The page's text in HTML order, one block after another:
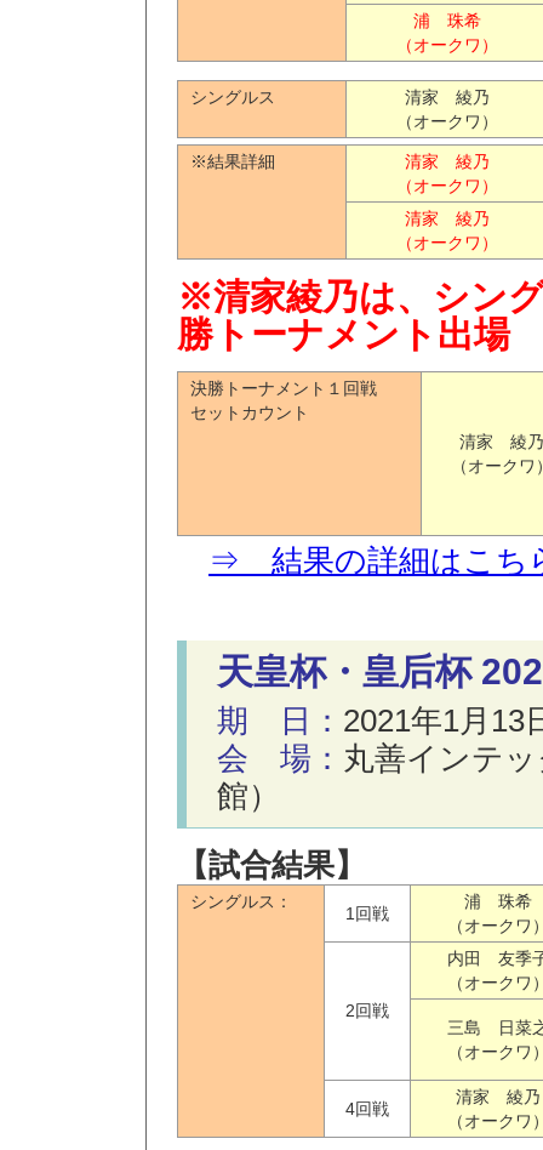
浦 珠希
（オークワ）
シングルス
清家 綾乃
（オークワ）
※結果詳細
清家 綾乃
（オークワ）
清家 綾乃
（オークワ）
※清家綾乃は、シン
勝トーナメント出場
決勝トーナメント１回戦
セットカウント
清家 綾乃
（オークワ
⇒ 結果の詳細はこち
天皇杯・皇后杯
期 日： 2021年1月13
会 場： 丸善インテ
館）
【試合結果】
シングルス：
1回戦
浦 珠希
（オークワ
2回戦
内田 友季
（オークワ
三島 日菜
（オークワ
4回戦
清家 綾乃
（オークワ